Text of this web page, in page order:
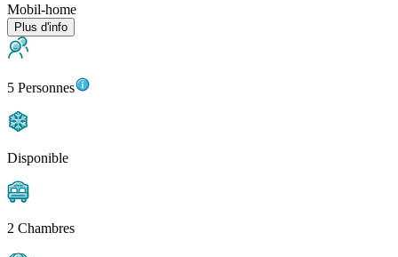
Mobil-home
Plus d'info
5 Personnes
Disponible
2 Chambres